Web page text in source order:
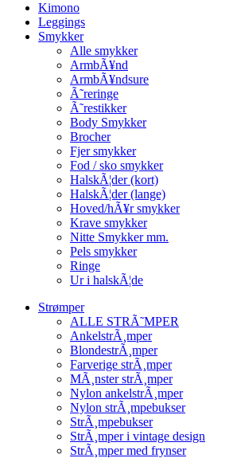
Kimono
Leggings
Smykker
Alle smykker
ArmbÃ¥nd
ArmbÃ¥ndsure
Ã˜reringe
Ã˜restikker
Body Smykker
Brocher
Fjer smykker
Fod / sko smykker
HalskÃ¦der (kort)
HalskÃ¦der (lange)
Hoved/hÃ¥r smykker
Krave smykker
Nitte Smykker mm.
Pels smykker
Ringe
Ur i halskÃ¦de
Strømper
ALLE STRÃ˜MPER
AnkelstrÃ¸mper
BlondestrÃ¸mper
Farverige strÃ¸mper
MÃ¸nster strÃ¸mper
Nylon ankelstrÃ¸mper
Nylon strÃ¸mpebukser
StrÃ¸mpebukser
StrÃ¸mper i vintage design
StrÃ¸mper med frynser